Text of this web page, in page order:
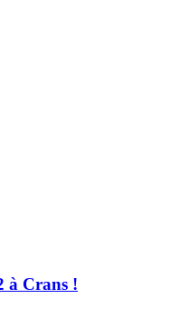
à Crans !